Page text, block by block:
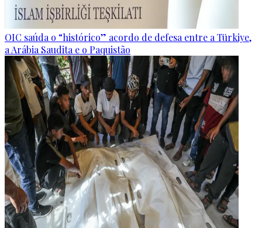
OIC saúda o “histórico” acordo de defesa entre a Türkiye,
a Arábia Saudita e o Paquistão